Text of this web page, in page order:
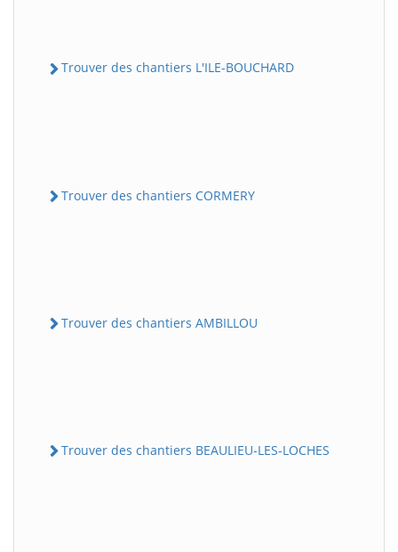
Trouver des chantiers L'ILE-BOUCHARD
Trouver des chantiers CORMERY
Trouver des chantiers AMBILLOU
Trouver des chantiers BEAULIEU-LES-LOCHES